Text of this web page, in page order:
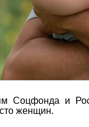
Соцфонда и
женщин.